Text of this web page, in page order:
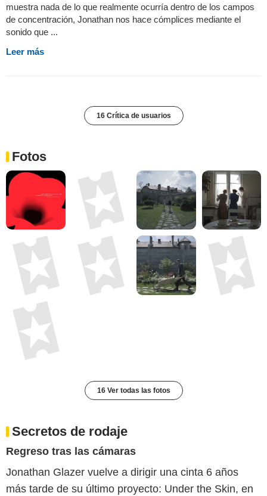
muestra nada de lo que realmente ocurría dentro de los campos
de concentración, Jonathan nos hace cómplices mediante el
sonido que ...
Leer más
16 Crítica de usuarios
Fotos
16 Ver todas las fotos
Secretos de rodaje
Regreso tras las cámaras
Jonathan Glazer vuelve a dirigir una cinta 6 años
más tarde de su último proyecto: Under the Skin, en